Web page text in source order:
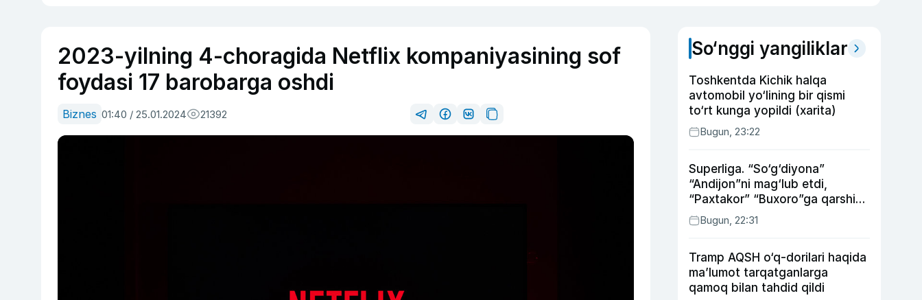
2023-yilning 4-choragida Netflix kompaniyasining sof
foydasi 17 barobarga oshdi
Biznes 01:40 / 25.01.2024 21392
So‘nggi yangiliklar
Toshkentda Kichik halqa
avtomobil yo‘lining bir qismi
to‘rt kunga yopildi (xarita)
Bugun, 23:22
Superliga. “So‘g‘diyona”
“Andijon”ni mag‘lub etdi,
“Paxtakor” “Buxoro”ga qarshi
bahsda g‘alabani qo‘ldan
chiqardi
Bugun, 22:31
Tramp AQSH o‘q-dorilari haqida
ma’lumot tarqatganlarga
qamoq bilan tahdid qildi